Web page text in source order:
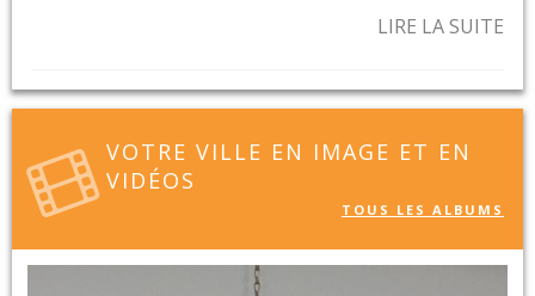
LIRE LA SUITE
VOTRE VILLE EN IMAGE ET EN
VIDÉOS
TOUS LES ALBUMS